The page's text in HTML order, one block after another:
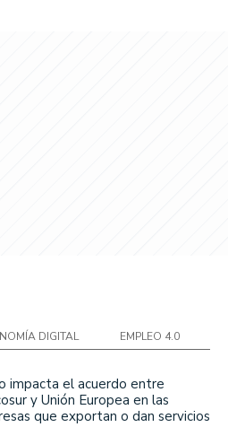
DIGITAL EMPLEO 4.0
impacta el acuerdo entre
y Unión Europea en las
que exportan o dan servicios